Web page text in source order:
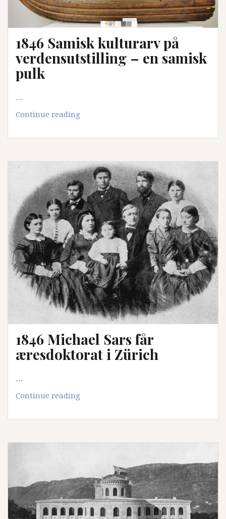
1846 Samisk kulturarv på
verdensutstilling – en samisk
pulk
…
Continue reading
kulturarv
verdensutstilling
–
en
samisk
pulk
1846 Michael Sars får
æresdoktorat i Zürich
…
Continue reading
Sars